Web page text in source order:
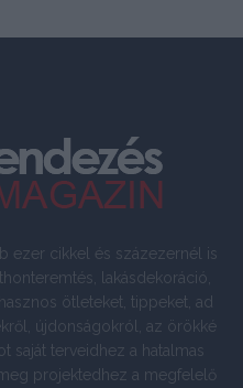
ezer cikkel és százezernél is
lakásdekoráció,
ötleteket, tippeket, ad
újdonságokról, az örökké
saját terveidhez a hatalmas
projektedhez a megfelelő